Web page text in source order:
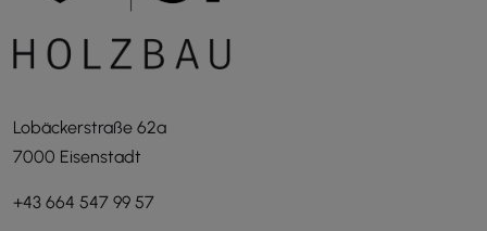
Lobäckerstraße 62a
7000 Eisenstadt
+43 664 547 99 57